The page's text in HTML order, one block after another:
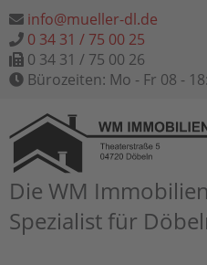
info@mueller-dl.de
0 34 31 / 75 00 25
0 34 31 / 75 00 26
Bürozeiten: Mo - Fr 08 -
Die WM
Spezialist für